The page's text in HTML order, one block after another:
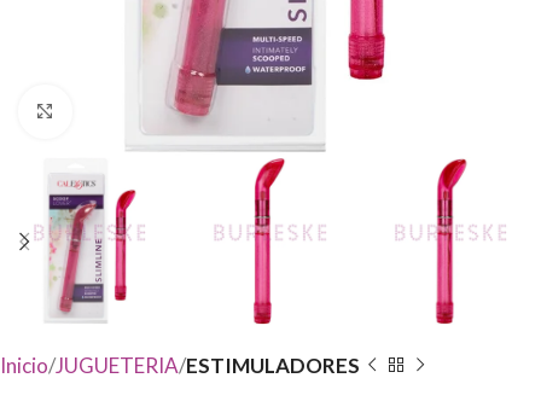
Haga Click para agrandar
Inicio JUGUETERIA ESTIMULADORES